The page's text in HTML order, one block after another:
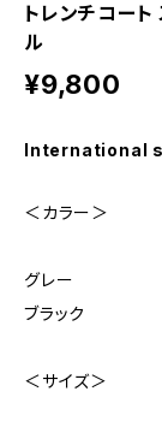
トレンチコー
ル
¥9,800
International
＜カラー＞
グレー
ブラック
＜サイズ＞